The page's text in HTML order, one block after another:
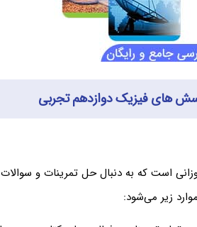
های فیزیک دوازدهم تجربی
است که به دنبال حل تمرینات و
زیر می‌شود: